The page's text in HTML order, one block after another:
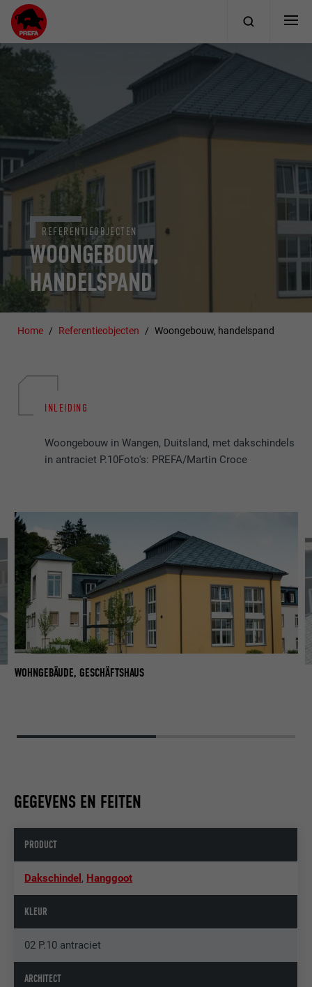
WOONGEBOUW,
HANDELSPAND
REFERENTIEOBJECTEN
Home Referentieobjecten Woongebouw, handelspand
INLEIDING
Woongebouw in Wangen, Duitsland, met dakschindels
in antraciet P.10Foto's: PREFA/Martin Croce
WOHNGEBÄUDE, GESCHÄFTSHAUS
GEGEVENS EN FEITEN
PRODUCT
Dakschindel , Hanggoot
KLEUR
02 P.10 antraciet
ARCHITECT